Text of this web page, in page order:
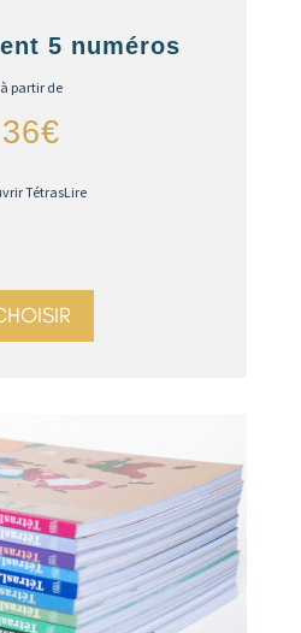
5 numéros
à partir de
36€
TétrasLire